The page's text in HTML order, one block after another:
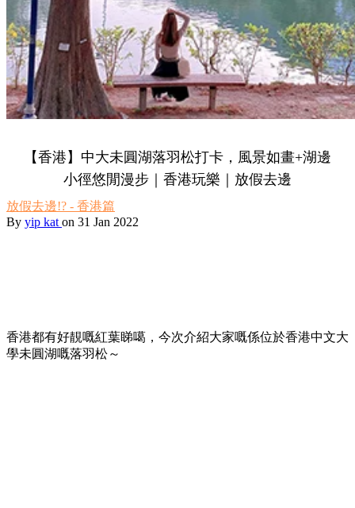
【香港】中大未圓湖落羽松打卡，風景如畫+湖邊
小徑悠閒漫步｜香港玩樂｜放假去邊
放假去邊!? - 香港篇
By yip kat on 31 Jan 2022
香港都有好靚嘅紅葉睇噶，今次介紹大家嘅係位於香港中文大
學未圓湖嘅落羽松～